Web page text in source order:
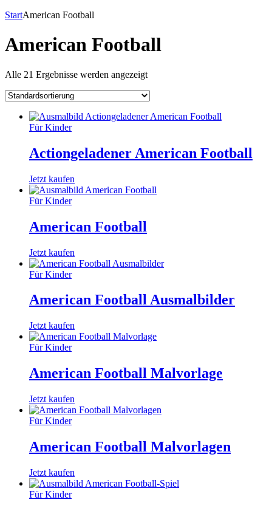
StartAmerican Football
American Football
Alle 21 Ergebnisse werden angezeigt
Für Kinder
Actiongeladener American Football
Jetzt kaufen
Für Kinder
American Football
Jetzt kaufen
Für Kinder
American Football Ausmalbilder
Jetzt kaufen
Für Kinder
American Football Malvorlage
Jetzt kaufen
Für Kinder
American Football Malvorlagen
Jetzt kaufen
Für Kinder